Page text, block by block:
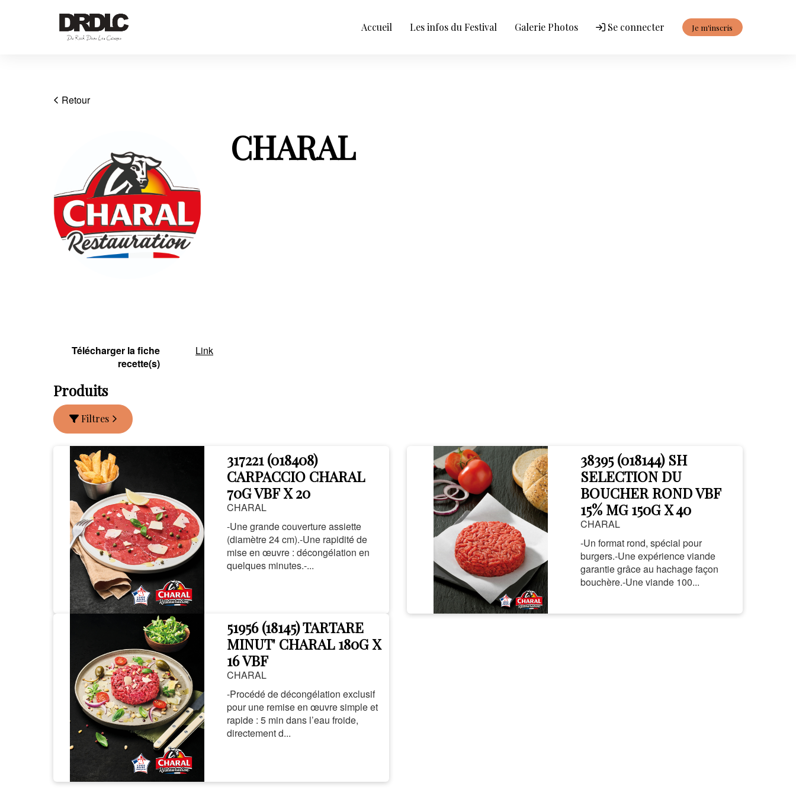
Accueil Les infos du Festival Galerie Photos Se connecter Je m'inscris
Retour
CHARAL
Télécharger la fiche
recette(s)
Link
Produits
Filtres
317221 (018408)
CARPACCIO CHARAL
70G VBF X 20
CHARAL
-Une grande couverture assiette
(diamètre 24 cm).-Une rapidité de
mise en œuvre : décongélation en
quelques minutes.-...
38395 (018144) SH
SELECTION DU
BOUCHER ROND VBF
15% MG 150G X 40
CHARAL
-Un format rond, spécial pour
burgers.-Une expérience viande
garantie grâce au hachage façon
bouchère.-Une viande 100...
51956 (18145) TARTARE
MINUT' CHARAL 180G X
16 VBF
CHARAL
-Procédé de décongélation exclusif
pour une remise en œuvre simple et
rapide : 5 min dans l’eau froide,
directement d...